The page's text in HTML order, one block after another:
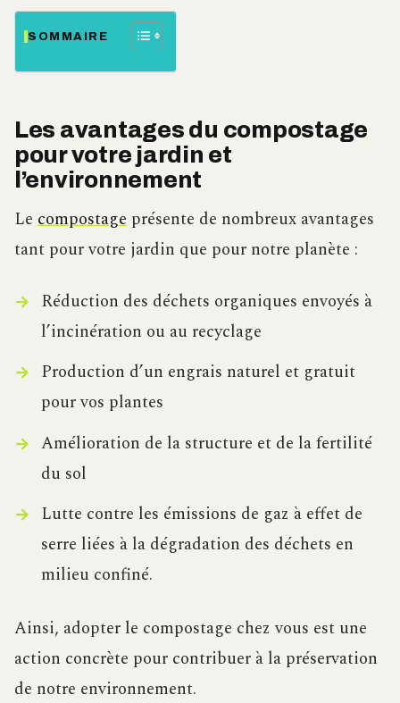
SOMMAIRE
Les avantages du compostage
pour votre jardin et
l’environnement
Le compostage présente de nombreux avantages
tant pour votre jardin que pour notre planète :
Réduction des déchets organiques envoyés à
l’incinération ou au recyclage
Production d’un engrais naturel et gratuit
pour vos plantes
Amélioration de la structure et de la fertilité
du sol
Lutte contre les émissions de gaz à effet de
serre liées à la dégradation des déchets en
milieu confiné.
Ainsi, adopter le compostage chez vous est une
action concrète pour contribuer à la préservation
de notre environnement.